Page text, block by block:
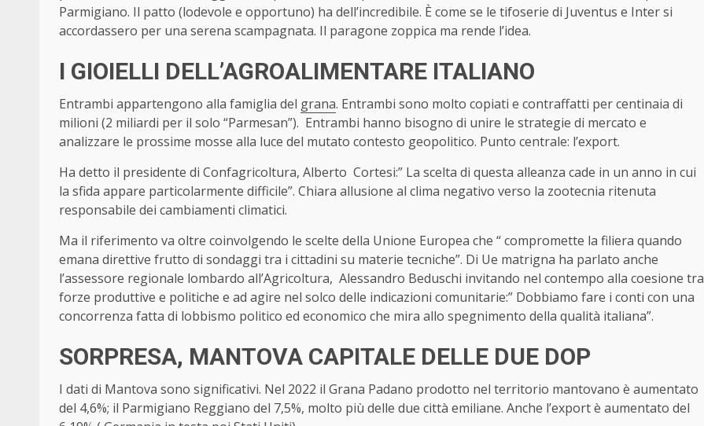
Parmigiano. Il patto (lodevole e opportuno) ha dell’incredibile. È come se le tifoserie di Juventus e Inter si
accordassero per una serena scampagnata. Il paragone zoppica ma rende l’idea.
I GIOIELLI DELL’AGROALIMENTARE ITALIANO
Entrambi appartengono alla famiglia del grana. Entrambi sono molto copiati e contraffatti per centinaia di
milioni (2 miliardi per il solo “Parmesan”). Entrambi hanno bisogno di unire le strategie di mercato e
analizzare le prossime mosse alla luce del mutato contesto geopolitico. Punto centrale: l’export.
Ha detto il presidente di Confagricoltura, Alberto Cortesi:” La scelta di questa alleanza cade in un anno in cui
la sfida appare particolarmente difficile”. Chiara allusione al clima negativo verso la zootecnia ritenuta
responsabile dei cambiamenti climatici.
Ma il riferimento va oltre coinvolgendo le scelte della Unione Europea che “ compromette la filiera quando
emana direttive frutto di sondaggi tra i cittadini su materie tecniche”. Di Ue matrigna ha parlato anche
l’assessore regionale lombardo all’Agricoltura, Alessandro Beduschi invitando nel contempo alla coesione tra
forze produttive e politiche e ad agire nel solco delle indicazioni comunitarie:” Dobbiamo fare i conti con una
concorrenza fatta di lobbismo politico ed economico che mira allo spegnimento della qualità italiana”.
SORPRESA, MANTOVA CAPITALE DELLE DUE DOP
I dati di Mantova sono significativi. Nel 2022 il Grana Padano prodotto nel territorio mantovano è aumentato
del 4,6%; il Parmigiano Reggiano del 7,5%, molto più delle due città emiliane. Anche l’export è aumentato del